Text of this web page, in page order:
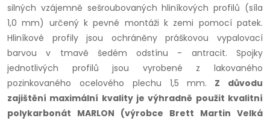
silných vzájemně sešroubovaných hliníkových profilů (síla
1,0 mm) určený k pevné montáži k zemi pomocí patek.
Hliníkové profily jsou ochráněny práškovou vypalovací
barvou v tmavě šedém odstínu - antracit. Spojky
jednotlivých profilů jsou vyrobené z lakovaného
pozinkovaného ocelového plechu 1,5 mm.
Z důvodu
zajištění maximální kvality je výhradně použit kvalitní
polykarbonát MARLON (výrobce Brett Martin Velká